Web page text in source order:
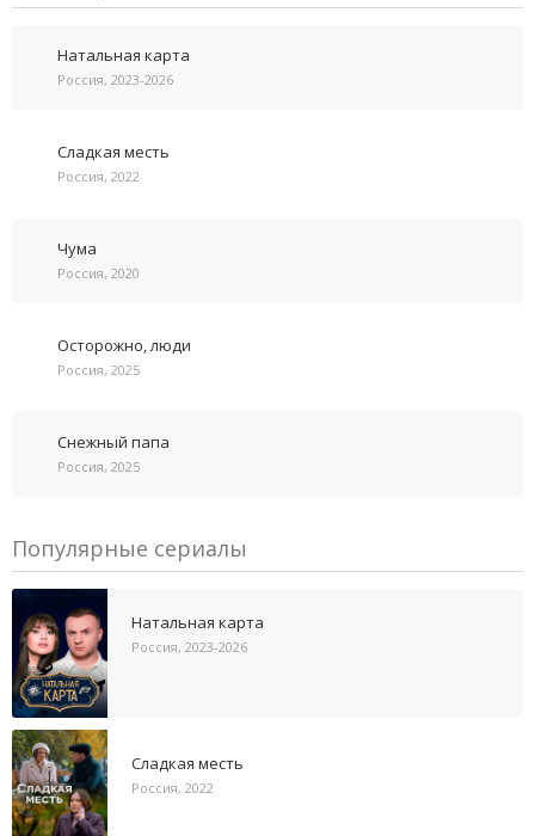
Натальная карта
Россия, 2023-2026
Сладкая месть
Россия, 2022
Чума
Россия, 2020
Осторожно, люди
Россия, 2025
Снежный папа
Россия, 2025
Популярные сериалы
Натальная карта
Россия, 2023-2026
Сладкая месть
Россия, 2022